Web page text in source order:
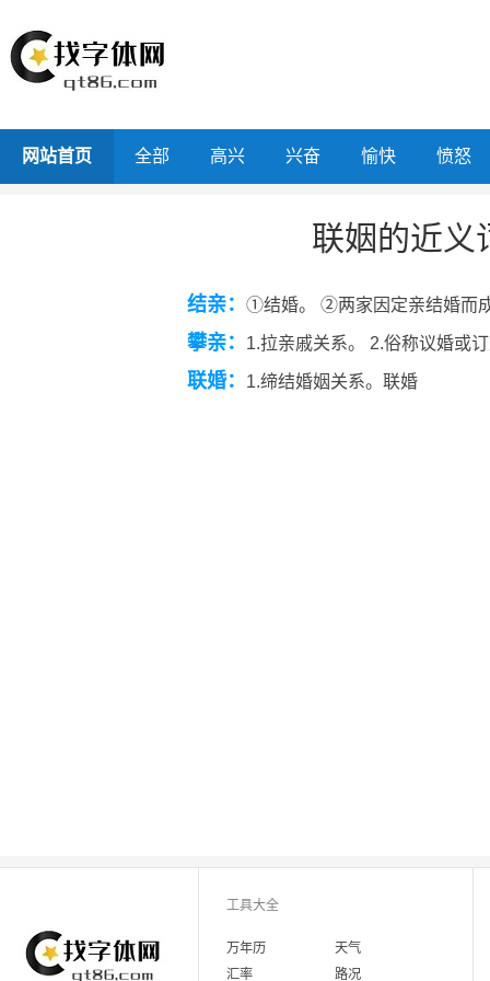
网站首页 全部 高兴 兴奋 愉快 愤怒
联姻的近义
结亲： ①结婚。 ②两家因定亲结婚而
攀亲： 1.拉亲戚关系。 2.俗称议婚或
联婚： 1.缔结婚姻关系。联婚
工具大全
万年历
天气
汇率
路况